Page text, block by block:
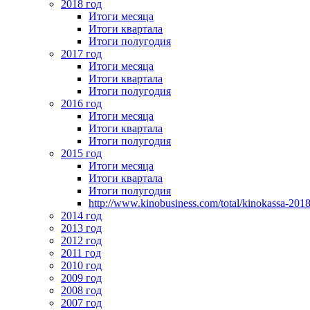
2018 год
Итоги месяца
Итоги квартала
Итоги полугодия
2017 год
Итоги месяца
Итоги квартала
Итоги полугодия
2016 год
Итоги месяца
Итоги квартала
Итоги полугодия
2015 год
Итоги месяца
Итоги квартала
Итоги полугодия
http://www.kinobusiness.com/total/kinokassa-
2014 год
2013 год
2012 год
2011 год
2010 год
2009 год
2008 год
2007 год